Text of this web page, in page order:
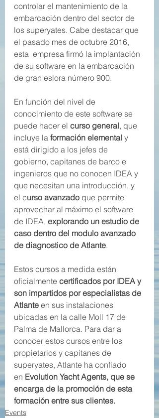
controlar el mantenimiento de la
embarcación dentro del sector de
los superyates. Cabe destacar que
el pasado mes de octubre 2016,
esta  empresa firmó la implantación
de su software en la embarcación
de gran eslora número 900.
En función del nivel de
conocimiento de este software se
puede hacer el curso general, que
incluye la formación elemental y
está dirigido a los jefes de
gobierno, capitanes de barco e
ingenieros que no conocen IDEA y
que necesitan una introducción, y
el curso avanzado que permite
aprovechar al máximo el software
de IDEA, explorando un estudio de
caso dentro del modulo avanzado
de diagnostico de Atlante.
Estos cursos a medida están
oficialmente certificados por IDEA y
son impartidos por especialistas de
Atlante en sus instalaciones
ubicadas en la calle Moll 17 de
Palma de Mallorca. Para dar a
conocer estos cursos entre los
propietarios y capitanes de
superyates, Atlante ha confiado
en Evolution Yacht Agents, que se
encarga de la promoción de esta
formación entre sus clientes.
Events